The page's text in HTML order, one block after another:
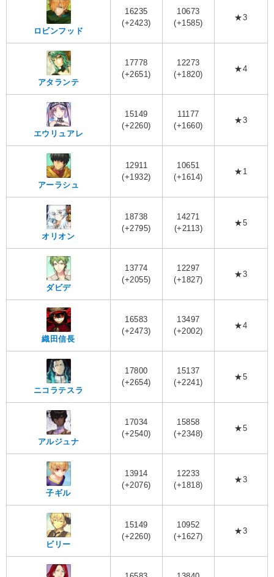
ロビンフッド
16235
(+2423)
10673
(+1585)
★3
アタランテ
17778
(+2651)
12273
(+1820)
★4
エウリュアレ
15149
(+2260)
11177
(+1660)
★3
アーラシュ
12911
(+1932)
10651
(+1614)
★1
オリオン
18738
(+2795)
14271
(+2113)
★5
ダビデ
13774
(+2055)
12297
(+1827)
★3
織田信長
16583
(+2473)
13497
(+2002)
★4
ニコラテスラ
17800
(+2654)
15137
(+2241)
★5
アルジュナ
17034
(+2540)
15858
(+2348)
★5
子ギル
13914
(+2076)
12233
(+1818)
★3
ビリー
15149
(+2260)
10952
(+1627)
★3